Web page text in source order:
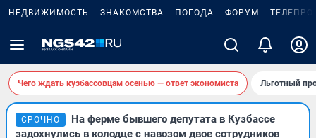
НЕДВИЖИМОСТЬ ЗНАКОМСТВА ПОГОДА ФОРУМ
Чего ждать кузбассовцам осенью — ответ экономиста Льготный
СРОЧНО
На ферме бывшего депутата в Кузбассе
задохнулись в колодце с навозом двое сотрудников